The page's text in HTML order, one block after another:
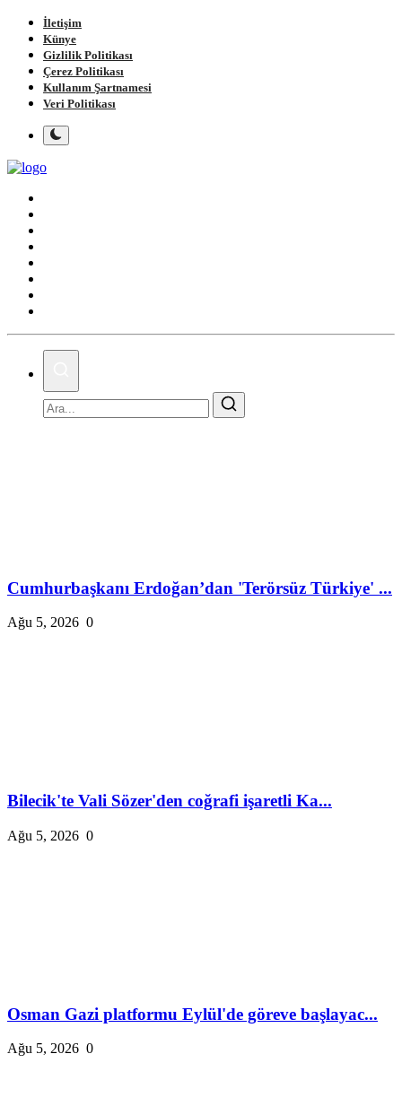
İletişim
Künye
Gizlilik Politikası
Çerez Politikası
Kullanım Şartnamesi
Veri Politikası
Cumhurbaşkanı Erdoğan’dan 'Terörsüz Türkiye' ...
Ağu 5, 2026 0
Bilecik'te Vali Sözer'den coğrafi işaretli Ka...
Ağu 5, 2026 0
Osman Gazi platformu Eylül'de göreve başlayac...
Ağu 5, 2026 0